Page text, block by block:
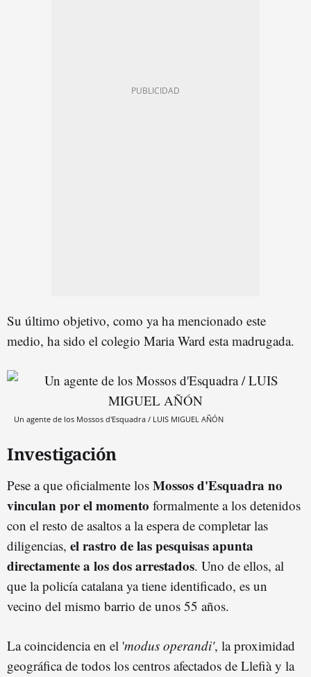
Su último objetivo, como ya ha mencionado este
medio, ha sido el colegio Maria Ward esta madrugada.
Un agente de los Mossos d'Esquadra / LUIS MIGUEL AÑÓN
Investigación
Pese a que oficialmente los Mossos d'Esquadra no
vinculan por el momento formalmente a los detenidos
con el resto de asaltos a la espera de completar las
diligencias, el rastro de las pesquisas apunta
directamente a los dos arrestados. Uno de ellos, al
que la policía catalana ya tiene identificado, es un
vecino del mismo barrio de unos 55 años.
La coincidencia en el 'modus operandi', la proximidad
geográfica de todos los centros afectados de Llefià y la